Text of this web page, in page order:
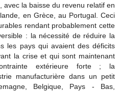
avec la baisse du revenu relatif en
en Grèce, au Portugal. Ceci
rendant probablement cette
: la nécessité de réduire la
les pays qui avaient des déficits
la crise et qui sont maintenant
extérieure forte ; la
manufacturière dans un petit
Belgique, Pays - Bas,